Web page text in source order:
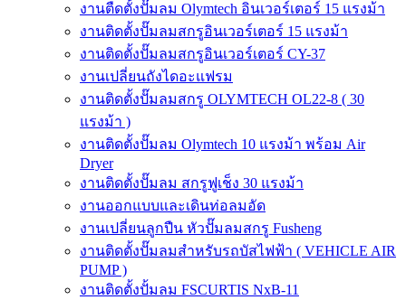
งานตืดตั้งปั๊มลม Olymtech อินเวอร์เตอร์ 15 แรงม้า
งานติดตั้งปั๊มลมสกรูอินเวอร์เตอร์ 15 แรงม้า
งานติดตั้งปั๊มลมสกรูอินเวอร์เตอร์ CY-37
งานเปลี่ยนถังไดอะแฟรม
งานติดตั้งปั๊มลมสกรู OLYMTECH OL22-8 ( 30
แรงม้า )
งานติดตั้งปั๊มลม Olymtech 10 แรงม้า พร้อม Air
Dryer
งานติดตั้งปั๊มลม สกรูฟูเช็ง 30 แรงม้า
งานออกแบบและเดินท่อลมอัด
งานเปลี่ยนลูกปืน หัวปั๊มลมสกรู Fusheng
งานติดตั้งปั๊มลมสำหรับรถบัสไฟฟ้า ( VEHICLE AIR
PUMP )
งานติดตั้งปั้มลม FSCURTIS NxB-11